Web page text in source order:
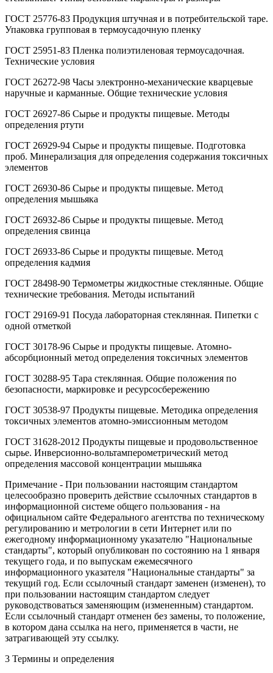
ГОСТ 25776-83 Продукция штучная и в потребительской таре.
Упаковка групповая в термоусадочную пленку
ГОСТ 25951-83 Пленка полиэтиленовая термоусадочная.
Технические условия
ГОСТ 26272-98 Часы электронно-механические кварцевые
наручные и карманные. Общие технические условия
ГОСТ 26927-86 Сырье и продукты пищевые. Методы
определения ртути
ГОСТ 26929-94 Сырье и продукты пищевые. Подготовка
проб. Минерализация для определения содержания токсичных
элементов
ГОСТ 26930-86 Сырье и продукты пищевые. Метод
определения мышьяка
ГОСТ 26932-86 Сырье и продукты пищевые. Метод
определения свинца
ГОСТ 26933-86 Сырье и продукты пищевые. Метод
определения кадмия
ГОСТ 28498-90 Термометры жидкостные стеклянные. Общие
технические требования. Методы испытаний
ГОСТ 29169-91 Посуда лабораторная стеклянная. Пипетки с
одной отметкой
ГОСТ 30178-96 Сырье и продукты пищевые. Атомно-
абсорбционный метод определения токсичных элементов
ГОСТ 30288-95 Тара стеклянная. Общие положения по
безопасности, маркировке и ресурсосбережению
ГОСТ 30538-97 Продукты пищевые. Методика определения
токсичных элементов атомно-эмиссионным методом
ГОСТ 31628-2012 Продукты пищевые и продовольственное
сырье. Инверсионно-вольтамперометрический метод
определения массовой концентрации мышьяка
Примечание - При пользовании настоящим стандартом
целесообразно проверить действие ссылочных стандартов в
информационной системе общего пользования - на
официальном сайте Федерального агентства по техническому
регулированию и метрологии в сети Интернет или по
ежегодному информационному указателю "Национальные
стандарты", который опубликован по состоянию на 1 января
текущего года, и по выпускам ежемесячного
информационного указателя "Национальные стандарты" за
текущий год. Если ссылочный стандарт заменен (изменен), то
при пользовании настоящим стандартом следует
руководствоваться заменяющим (измененным) стандартом.
Если ссылочный стандарт отменен без замены, то положение,
в котором дана ссылка на него, применяется в части, не
затрагивающей эту ссылку.
3 Термины и определения